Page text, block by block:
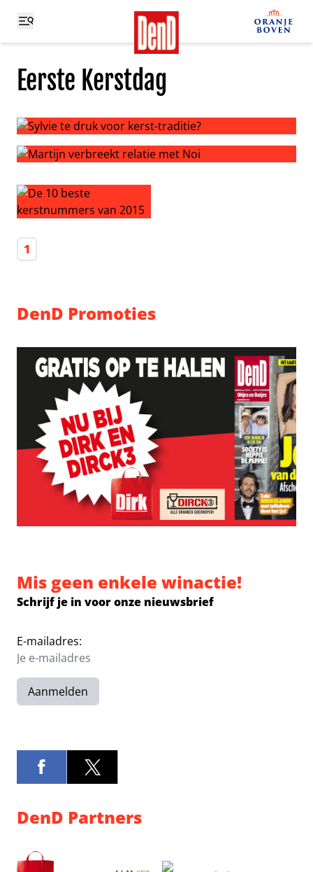
Eerste Kerstdag
Sylvie te druk voor kerst-traditie?
1
DenD Promoties
Mis geen enkele winactie!
Schrijf je in voor onze nieuwsbrief
E-mailadres:
Aanmelden
DenD Partners